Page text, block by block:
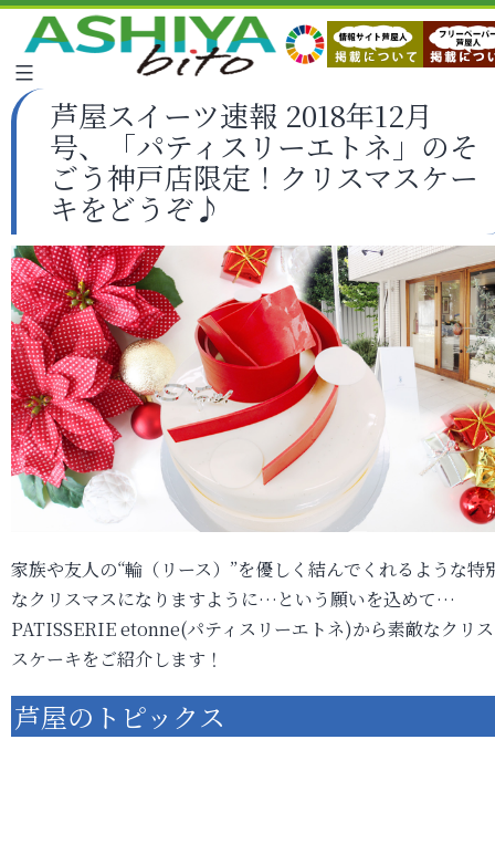
芦屋スイーツ速報 2018年12月
号、「パティスリーエトネ」のそ
ごう神戸店限定！クリスマスケー
キをどうぞ♪
家族や友人の“輪（リース）”を優しく結んでくれるような特
なクリスマスになりますように…という願いを込めて…
PATISSERIE etonne(パティスリーエトネ)から素敵なクリ
スケーキをご紹介します！
芦屋のトピックス